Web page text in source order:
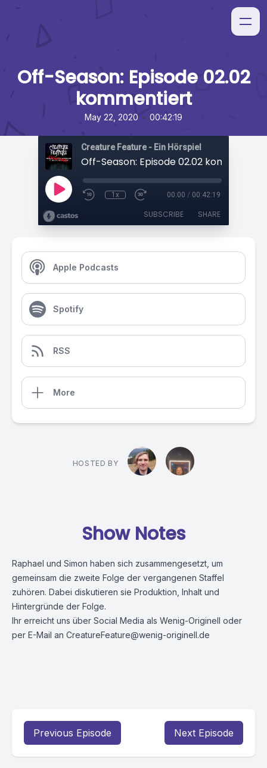
Off-Season: Episode 02.02
kommentiert
May 22, 2020 • 00:42:19
Creature Feature - Ein Hörspiel
Off-Season: Episode 02.02 kommentiert
1x 00:00 / 00:42:19
SUBSCRIBE SHARE
Apple Podcasts
Spotify
RSS
More
HOSTED BY
Show Notes
Raphael und Simon haben sich zusammengesetzt, um
gemeinsam die zweite Folge der vergangenen Staffel
zuhören. Dabei diskutieren sie Produktion, Inhalt und
Hintergründe der Folge.
Ihr erreicht uns über Social Media als Wenig-Originell oder
per E-Mail an CreatureFeature@wenig-originell.de
Previous Episode Next Episode